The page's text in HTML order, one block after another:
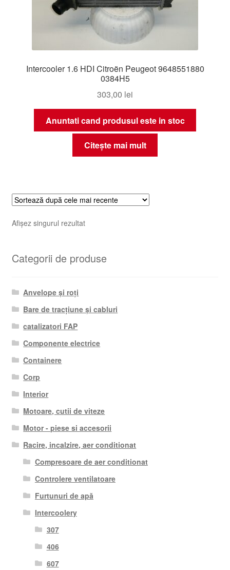
Politică de confidențialitate
Procedura de reclamație
Intercooler 1.6 HDI Citroën Peugeot 9648551880
0384H5
303,00 lei
Anuntati cand produsul este in stoc
Citește mai mult
Afișez singurul rezultat
Categorii de produse
Anvelope și roți
Bare de tracțiune și cabluri
catalizatori FAP
Componente electrice
Containere
Corp
Interior
Motoare, cutii de viteze
Motor - piese si accesorii
Racire, incalzire, aer conditionat
Compresoare de aer conditionat
Controlere ventilatoare
Furtunuri de apă
Intercoolery
307
406
607